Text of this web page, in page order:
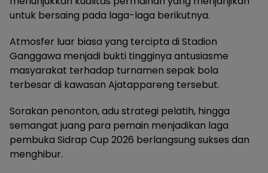
untuk bersaing pada laga-laga berikutnya.
Atmosfer luar biasa yang tercipta di Stadion
Ganggawa menjadi bukti tingginya antusiasme
masyarakat terhadap turnamen sepak bola
terbesar di kawasan Ajatappareng tersebut.
Sorakan penonton, adu strategi pelatih, hingga
semangat juang para pemain menjadikan laga
pembuka Sidrap Cup 2026 berlangsung sukses dan
menghibur.